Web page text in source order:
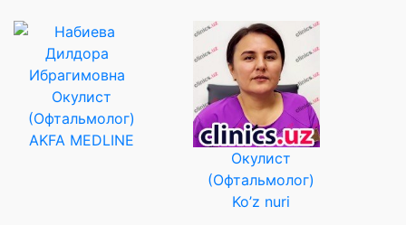
Окулист
(Офтальмолог)
AKFA MEDLINE
Окулист
(Офтальмолог)
Ko’z nuri